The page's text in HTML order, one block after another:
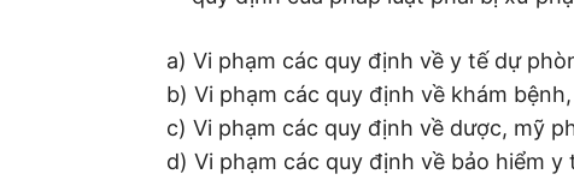
a) Vi phạm các quy định về y tế dự
b) Vi phạm các quy định về khám
c) Vi phạm các quy định về dược, mỹ
d) Vi phạm các quy định về bảo hiểm y